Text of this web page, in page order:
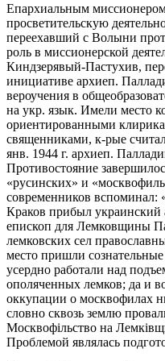
Епархиальным
просветительскую
переехавший с Волыни
роль в миссионерской
Киндзерявый-Пастухив,
инициативе архиеп.
вероучения в
на укр. язык. Имели место
ориентированными
священниками, к-рые
янв. 1944 г. архиеп.
Противостояние
«русинских» и
современников вспоминал:
Краков прибыл украинский
епископ для Лемковщины
лемковских сел
место пришли
усердно работали над
ополяченных лемков; да и
оккупации о москвофилах
словно сквозь землю
Москвофiльство на
Проблемой являлась